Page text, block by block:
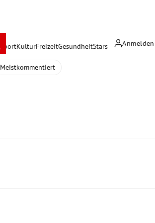
Anmelden
SportKulturFreizeitGesundheitStars
Meistkommentiert